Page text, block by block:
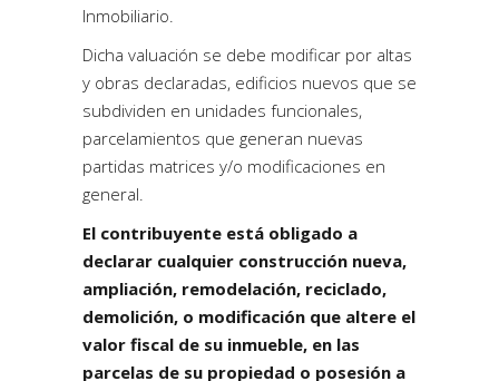
Inmobiliario.
Dicha valuación se debe modificar por altas
y obras declaradas, edificios nuevos que se
subdividen en unidades funcionales,
parcelamientos que generan nuevas
partidas matrices y/o modificaciones en
general.
El contribuyente está obligado a
declarar cualquier construcción nueva,
ampliación, remodelación, reciclado,
demolición, o modificación que altere el
valor fiscal de su inmueble, en las
parcelas de su propiedad o posesión a